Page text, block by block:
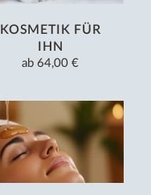
KOSMETIK FÜR
IHN
ab 64,00 €